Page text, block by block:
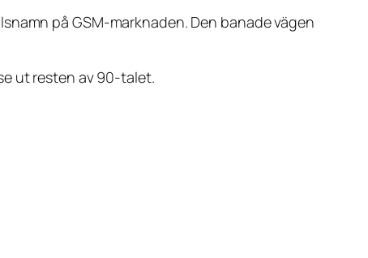
på GSM-marknaden. Den banade vägen
ut resten av 90-talet.